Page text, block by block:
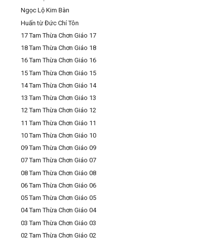
Ngọc Lộ Kim Bàn
Huấn từ Đức Chí Tôn
17 Tam Thừa Chơn Giáo 17
18 Tam Thừa Chơn Giáo 18
16 Tam Thừa Chơn Giáo 16
15 Tam Thừa Chơn Giáo 15
14 Tam Thừa Chơn Giáo 14
13 Tam Thừa Chơn Giáo 13
12 Tam Thừa Chơn Giáo 12
11 Tam Thừa Chơn Giáo 11
10 Tam Thừa Chơn Giáo 10
09 Tam Thừa Chơn Giáo 09
07 Tam Thừa Chơn Giáo 07
08 Tam Thừa Chơn Giáo 08
06 Tam Thừa Chơn Giáo 06
05 Tam Thừa Chơn Giáo 05
04 Tam Thừa Chơn Giáo 04
03 Tam Thừa Chơn Giáo 03
02 Tam Thừa Chơn Giáo 02